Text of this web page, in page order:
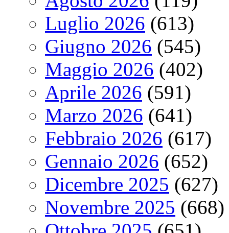
Luglio 2026 (613)
Giugno 2026 (545)
Maggio 2026 (402)
Aprile 2026 (591)
Marzo 2026 (641)
Febbraio 2026 (617)
Gennaio 2026 (652)
Dicembre 2025 (627)
Novembre 2025 (668)